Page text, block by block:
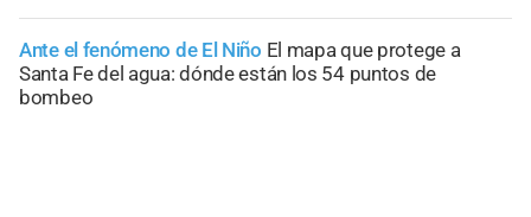
Ante el fenómeno de El Niño El mapa que protege a
Santa Fe del agua: dónde están los 54 puntos de
bombeo